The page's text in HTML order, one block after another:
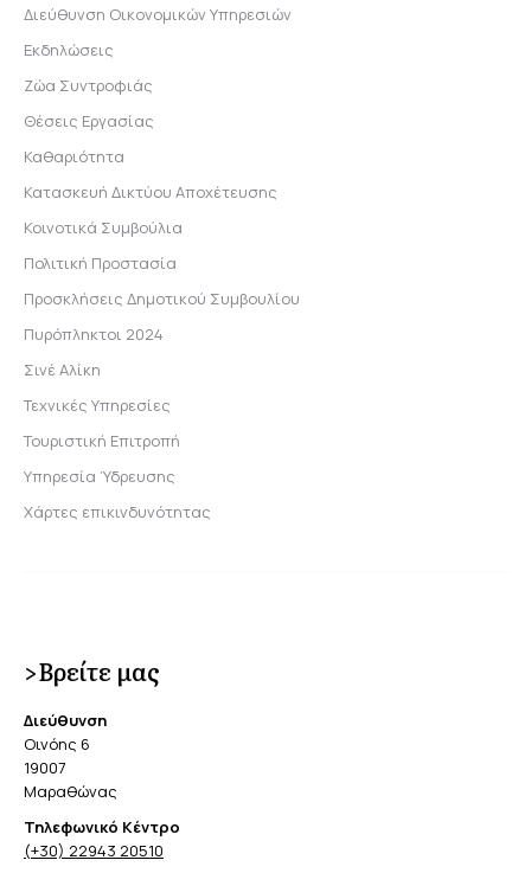
Διεύθυνση Οικονομικών Υπηρεσιών
Εκδηλώσεις
Ζώα Συντροφιάς
Θέσεις Εργασίας
Καθαριότητα
Κατασκευή Δικτύου Αποχέτευσης
Κοινοτικά Συμβούλια
Πολιτική Προστασία
Προσκλήσεις Δημοτικού Συμβουλίου
Πυρόπληκτοι 2024
Σινέ Αλίκη
Τεχνικές Υπηρεσίες
Τουριστική Επιτροπή
Υπηρεσία Ύδρευσης
Χάρτες επικινδυνότητας
>Βρείτε μας
Διεύθυνση
Οινόης 6
19007
Μαραθώνας
Τηλεφωνικό Κέντρο
(+30) 22943 20510